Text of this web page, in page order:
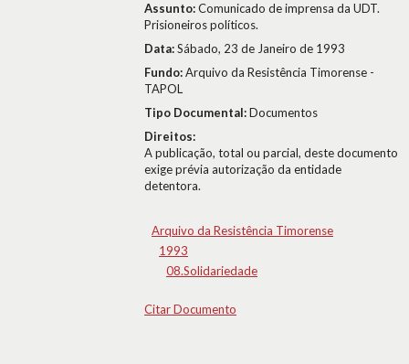
Assunto:Comunicado de imprensa da UDT.
Prisioneiros políticos.
Data:Sábado, 23 de Janeiro de 1993
Fundo:Arquivo da Resistência Timorense -
TAPOL
Tipo Documental:Documentos
Direitos:
A publicação, total ou parcial, deste documento
exige prévia autorização da entidade
detentora.
Arquivo da Resistência Timorense
1993
08.Solidariedade
Citar Documento